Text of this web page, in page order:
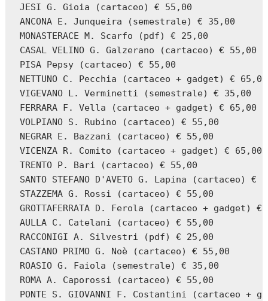
JESI G. Gioia (cartaceo) € 55,00
ANCONA E. Junqueira (semestrale) € 35,00
MONASTERACE M. Scarfo (pdf) € 25,00
CASAL VELINO G. Galzerano (cartaceo) € 55,00
PISA Pepsy (cartaceo) € 55,00
NETTUNO C. Pecchia (cartaceo + gadget) € 65,00
VIGEVANO L. Verminetti (semestrale) € 35,00
FERRARA F. Vella (cartaceo + gadget) € 65,00
VOLPIANO S. Rubino (cartaceo) € 55,00
NEGRAR E. Bazzani (cartaceo) € 55,00
VICENZA R. Comito (cartaceo + gadget) € 65,00
TRENTO P. Bari (cartaceo) € 55,00
SANTO STEFANO D'AVETO G. Lapina (cartaceo) €
STAZZEMA G. Rossi (cartaceo) € 55,00
GROTTAFERRATA D. Ferola (cartaceo + gadget) €
AULLA C. Catelani (cartaceo) € 55,00
RACCONIGI A. Silvestri (pdf) € 25,00
CASTANO PRIMO G. Noè (cartaceo) € 55,00
ROASIO G. Faiola (semestrale) € 35,00
ROMA A. Caporossi (cartaceo) € 55,00
PONTE S. GIOVANNI F. Costantini (cartaceo +